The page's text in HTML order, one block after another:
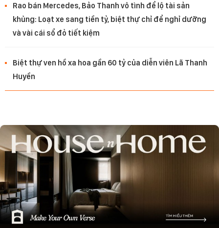
Rao bán Mercedes, Bảo Thanh vô tình để lộ tài sản
khủng: Loạt xe sang tiền tỷ, biệt thự chỉ để nghỉ dưỡng
và vài cái sổ đỏ tiết kiệm
Biệt thự ven hồ xa hoa gần 60 tỷ của diễn viên Lã Thanh
Huyền